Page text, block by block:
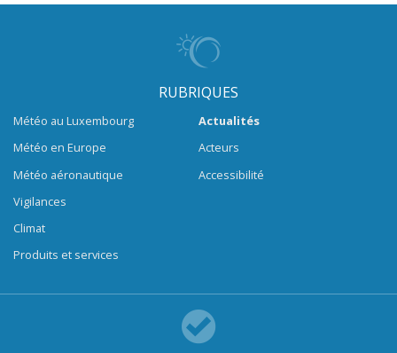
RUBRIQUES
Météo au Luxembourg
Météo en Europe
Météo aéronautique
Vigilances
Climat
Produits et services
Actualités
Acteurs
Accessibilité